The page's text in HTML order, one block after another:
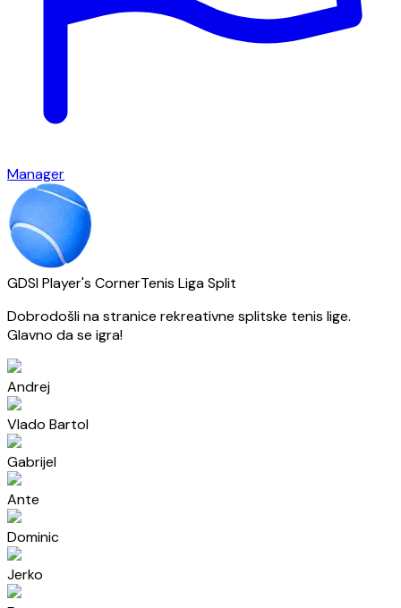
Manager
GDSI Player's CornerTenis Liga Split
Dobrodošli na stranice rekreativne splitske tenis lige.
Glavno da se igra!
Andrej
Vlado Bartol
Gabrijel
Ante
Dominic
Jerko